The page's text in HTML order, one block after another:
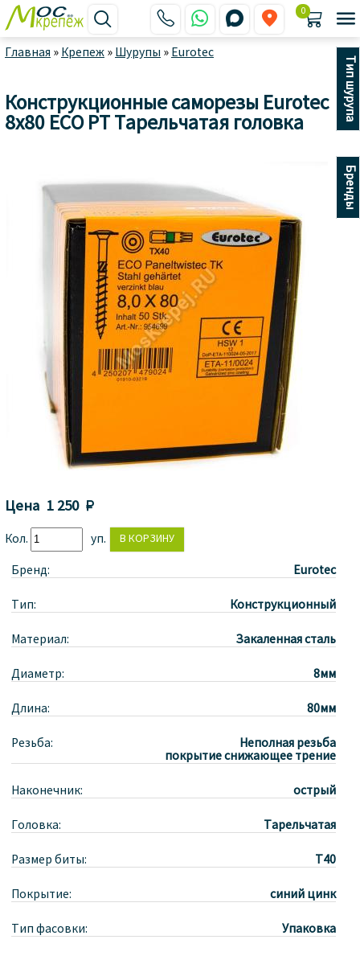
    
0 
Главная » Крепеж » Шурупы » Eurotec
Тип шурупа
Бренды
Конструкционные саморезы Eurotec
8x80 ECO PT Тарельчатая головка
Цена 1 250 
Кол. уп.
Бренд: Eurotec
Тип: Конструкционный
Материал: Закаленная сталь
Диаметр: 8мм
Длина: 80мм
Резьба:
Неполная резьба
покрытие снижающее трение
Наконечник: острый
Головка: Тарельчатая
Размер биты: T40
Покрытие: синий цинк
Тип фасовки: Упаковка